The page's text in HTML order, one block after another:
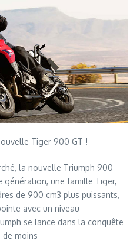
Tiger 900 GT !
la nouvelle Triumph 900
génération, une famille Tiger,
de 900 cm3 plus puissants,
avec un niveau
se lance dans la conquête
de moins